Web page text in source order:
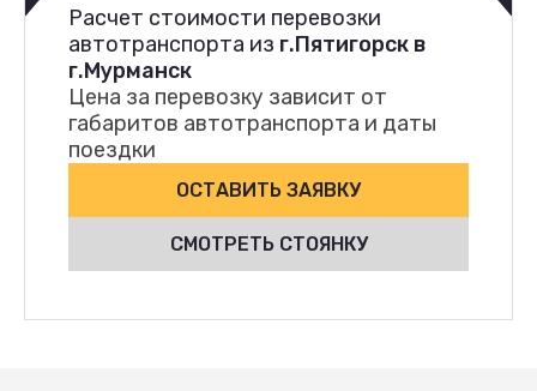
Расчет стоимости перевозки
автотранспорта из г.Пятигорск в
г.Мурманск
Цена за перевозку зависит от
габаритов автотранспорта и даты
поездки
ОСТАВИТЬ ЗАЯВКУ
СМОТРЕТЬ СТОЯНКУ